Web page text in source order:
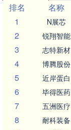
排名
名称
1
N展芯
2 锐翔智能
3 志特新材
4 博腾股份
5 近岸蛋白
6 毕得医药
7 五洲医疗
8 耐科装备